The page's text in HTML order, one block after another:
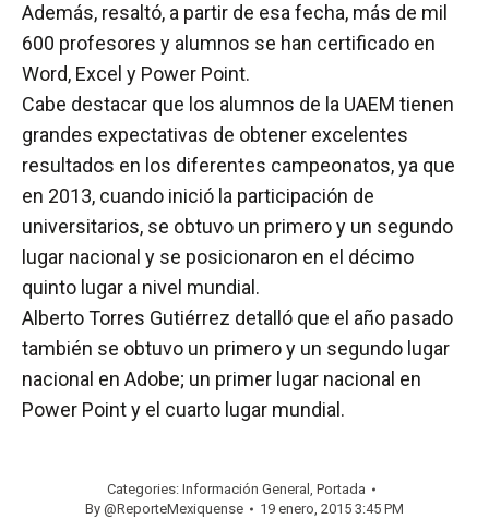
Además, resaltó, a partir de esa fecha, más de mil
600 profesores y alumnos se han certificado en
Word, Excel y Power Point.
Cabe destacar que los alumnos de la UAEM tienen
grandes expectativas de obtener excelentes
resultados en los diferentes campeonatos, ya que
en 2013, cuando inició la participación de
universitarios, se obtuvo un primero y un segundo
lugar nacional y se posicionaron en el décimo
quinto lugar a nivel mundial.
Alberto Torres Gutiérrez detalló que el año pasado
también se obtuvo un primero y un segundo lugar
nacional en Adobe; un primer lugar nacional en
Power Point y el cuarto lugar mundial.
Categories: Información General , Portada
By @ReporteMexiquense 19 enero, 2015 3:45 PM